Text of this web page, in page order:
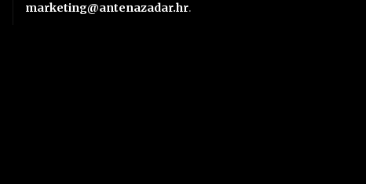
marketing@antenazadar.hr.